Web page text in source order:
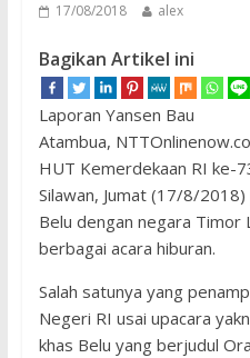
17/08/2018 alex
Bagikan Artikel ini
Laporan Yansen Bau
Atambua,
HUT Kemerdekaan RI ke-
Silawan, Jumat (17/8/
Belu dengan negara Timor
berbagai acara hiburan.
Salah satunya yang
Negeri RI usai upacara
khas Belu yang berjudul